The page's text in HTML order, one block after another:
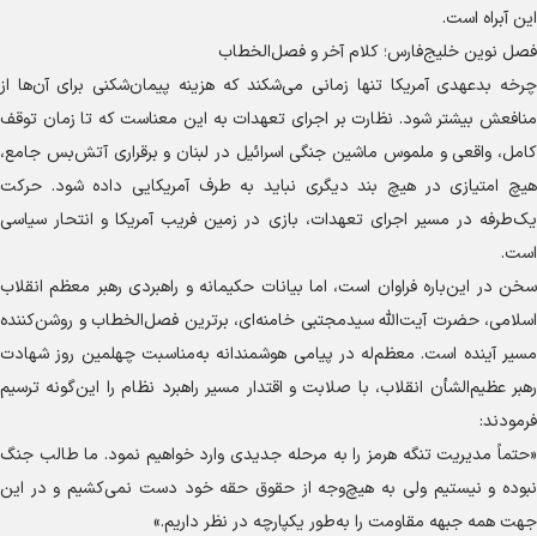
این آبراه است.
فصل نوین خلیج‌فارس؛ کلام آخر و فصل‌الخطاب
چرخه بدعهدی آمریکا تنها زمانی می‌شکند که هزینه پیمان‌شکنی برای آن‌ها از
منافعش بیشتر شود. نظارت بر اجرای تعهدات به این معناست که تا زمان توقف
کامل، واقعی و ملموس ماشین جنگی اسرائیل در لبنان و برقراری آتش‌بس جامع،
هیچ امتیازی در هیچ بند دیگری نباید به طرف آمریکایی داده شود. حرکت
یک‌طرفه در مسیر اجرای تعهدات، بازی در زمین فریب آمریکا و انتحار سیاسی
است.
سخن در این‌باره فراوان است، اما بیانات حکیمانه و راهبردی رهبر معظم انقلاب
اسلامی، حضرت آیت‌الله سیدمجتبی خامنه‌ای، برترین فصل‌الخطاب و روشن‌کننده
مسیر آینده است. معظم‌له در پیامی هوشمندانه به‌مناسبت چهلمین روز شهادت
رهبر عظیم‌الشأن انقلاب، با صلابت و اقتدار مسیر راهبرد نظام را این‌گونه ترسیم
فرمودند:
«حتماً مدیریت تنگه هرمز را به مرحله جدیدی وارد خواهیم نمود. ما طالب جنگ
نبوده و نیستیم ولی به هیچ‌وجه از حقوق حقه خود دست نمی‌کشیم و در این
جهت همه جبهه مقاومت را به‌طور یکپارچه در نظر داریم.»